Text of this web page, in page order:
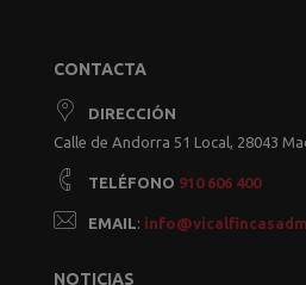
CONTACTA
DIRECCIÓN
Calle de Andorra 51 Local, 28043
TELÉFONO 910 606 400
EMAIL:
NOTICIAS